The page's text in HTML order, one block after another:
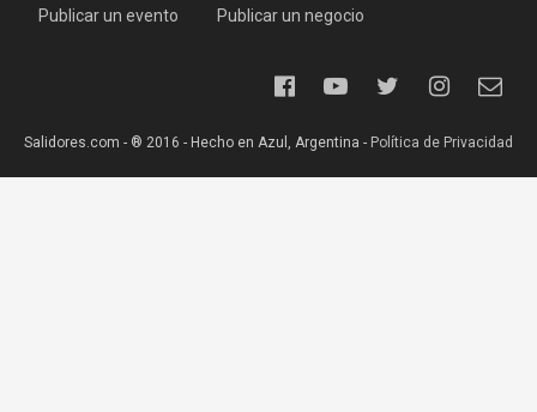
Publicar un evento Publicar un negocio
Salidores.com - ® 2016 - Hecho en Azul, Argentina - Política de Privacidad